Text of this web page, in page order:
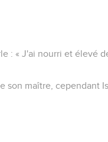
: « J'ai nourri et élevé
maître, cependant